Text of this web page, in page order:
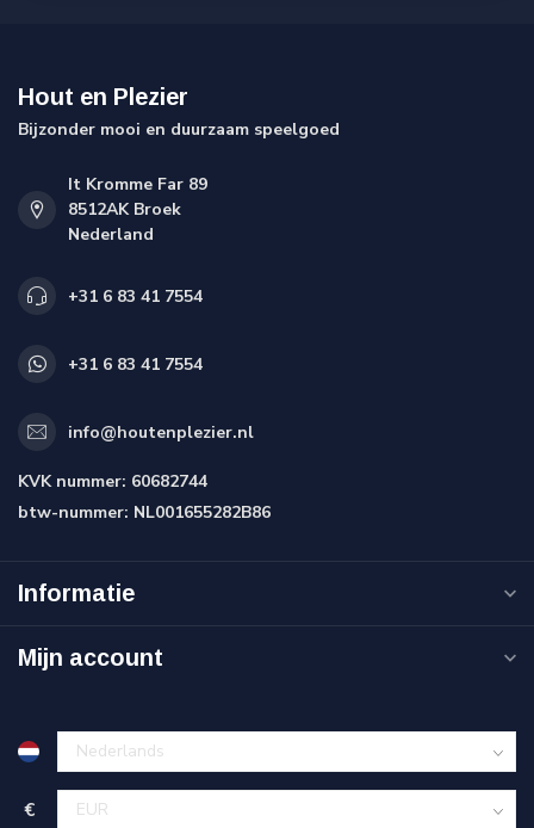
Hout en Plezier
Bijzonder mooi en duurzaam speelgoed
It Kromme Far 89
8512AK Broek
Nederland
+31 6 83 41 7554
+31 6 83 41 7554
info@houtenplezier.nl
KVK nummer: 60682744
btw-nummer: NL001655282B86
Informatie
Mijn account
€